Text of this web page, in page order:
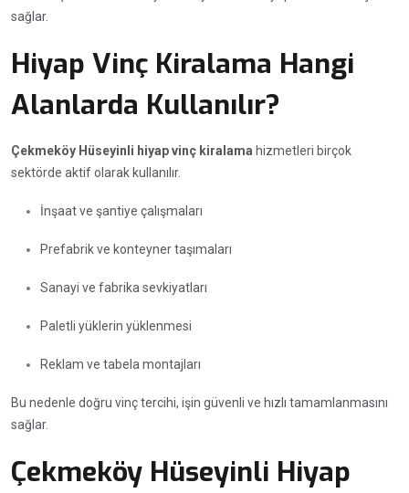
sağlar.
Hiyap Vinç Kiralama Hangi
Alanlarda Kullanılır?
Çekmeköy Hüseyinli hiyap vinç kiralama hizmetleri birçok
sektörde aktif olarak kullanılır.
İnşaat ve şantiye çalışmaları
Prefabrik ve konteyner taşımaları
Sanayi ve fabrika sevkiyatları
Paletli yüklerin yüklenmesi
Reklam ve tabela montajları
Bu nedenle doğru vinç tercihi, işin güvenli ve hızlı tamamlanmasını
sağlar.
Çekmeköy Hüseyinli Hiyap